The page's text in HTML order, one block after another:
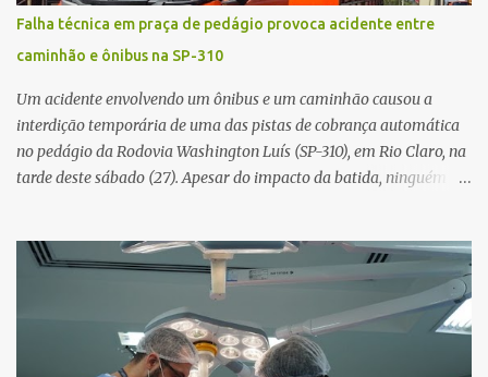
concessionária responsável pela rodovia foram acionadas e
realizaram a sinalização da via, além de prestarem socorro à
vítima. No entanto, o óbito foi constatado ainda no local do
acidente. A Polícia Militar Rodoviária compareceu para o registro
da ocorrência...
Falha técnica em praça de pedágio provoca acidente entre
caminhão e ônibus na SP-310
Um acidente envolvendo um ônibus e um caminhão causou a
interdição temporária de uma das pistas de cobrança automática
no pedágio da Rodovia Washington Luís (SP-310), em Rio Claro, na
tarde deste sábado (27). Apesar do impacto da batida, ninguém
Controle Operacional (CCO) da concessionária Eixo SP, o acidente
aconteceu devido a uma falha técnica na praça de cobrança.
Dinâmica do acidente De acordo com o relato do motorista do
ônibus (modelo M. Benz/Busscar), ao entrar na pista de cobrança
automática (AVI 20), a cancela eletrônica não realizou a abertura